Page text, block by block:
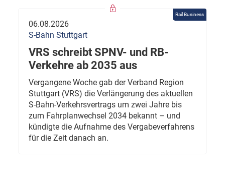
Rail Business
06.08.2026
S-Bahn Stuttgart
VRS schreibt SPNV- und RB-
Verkehre ab 2035 aus
Vergangene Woche gab der Verband Region
Stuttgart (VRS) die Verlängerung des aktuellen
S-Bahn-Verkehrsvertrags um zwei Jahre bis
zum Fahrplanwechsel 2034 bekannt – und
kündigte die Aufnahme des Vergabeverfahrens
für die Zeit danach an.